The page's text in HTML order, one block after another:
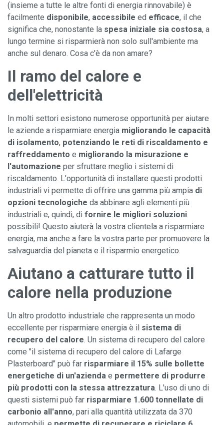
(insieme a tutte le altre fonti di energia rinnovabile) è
facilmente disponibile, accessibile ed efficace, il che
significa che, nonostante la spesa iniziale sia costosa, a
lungo termine si risparmierà non solo sull'ambiente ma
anche sul denaro. Cosa c'è da non amare?
Il ramo del calore e
dell'elettricità
In molti settori esistono numerose opportunità per aiutare
le aziende a risparmiare energia migliorando le capacità
di isolamento, potenziando le reti di riscaldamento e
raffreddamento e migliorando la misurazione e
l'automazione per sfruttare meglio i sistemi di
riscaldamento. L'opportunità di installare questi prodotti
industriali vi permette di offrire una gamma più ampia di
opzioni tecnologiche da abbinare agli elementi più
industriali e, quindi, di fornire le migliori soluzioni
possibili! Questo aiuterà la vostra clientela a risparmiare
energia, ma anche a fare la vostra parte per promuovere la
salvaguardia del pianeta e il risparmio energetico.
Aiutano a catturare tutto il
calore nella produzione
Un altro prodotto industriale che rappresenta un modo
eccellente per risparmiare energia è il sistema di
recupero del calore. Un sistema di recupero del calore
come "il sistema di recupero del calore di Lafarge
Plasterboard" può far risparmiare il 15% sulle bollette
energetiche di un'azienda e permettere di produrre
più prodotti con la stessa attrezzatura. L'uso di uno di
questi sistemi può far risparmiare 1.600 tonnellate di
carbonio all'anno, pari alla quantità utilizzata da 370